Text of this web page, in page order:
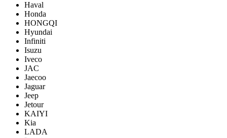
Haval
Honda
HONGQI
Hyundai
Infiniti
Isuzu
Iveco
JAC
Jaecoo
Jaguar
Jeep
Jetour
KAIYI
Kia
LADA